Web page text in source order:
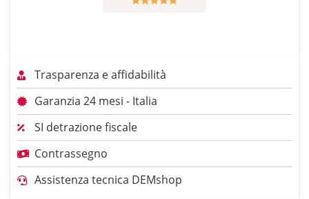
Trasparenza e affidabilità
Garanzia 24 mesi - Italia
SI detrazione fiscale
Contrassegno
Assistenza tecnica DEMshop